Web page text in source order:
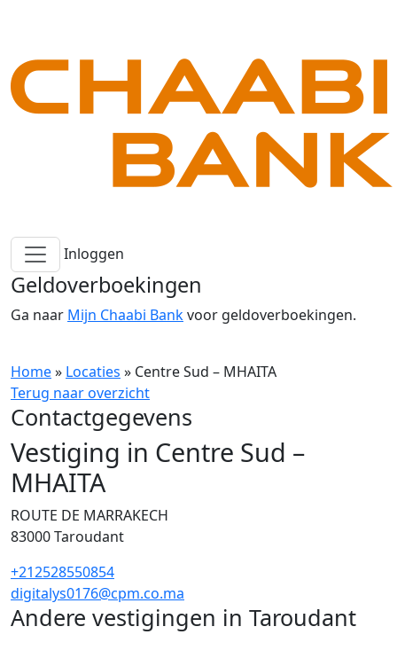
Inloggen
Geldoverboekingen
Ga naar Mijn Chaabi Bankvoor geldoverboekingen.
Home» Locaties » Centre Sud – MHAITA
Terug naar overzicht
Contactgegevens
Vestiging in Centre Sud –
MHAITA
ROUTE DE MARRAKECH
83000Taroudant
+212528550854
digitalys0176@cpm.co.ma
Andere vestigingen in Taroudant